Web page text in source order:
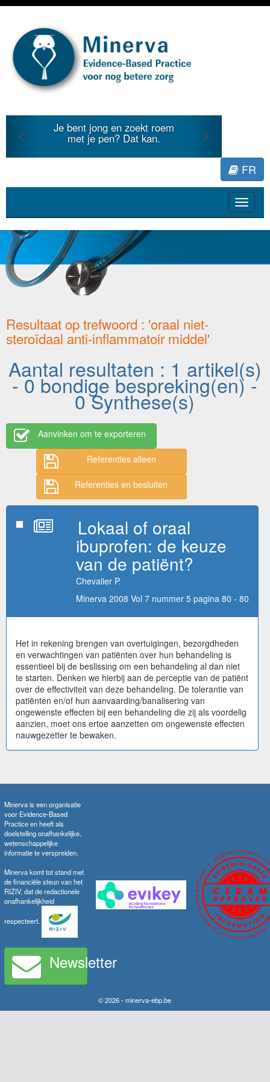
Je bent jong en zoekt roem
met je pen? Dat kan.
Previous
FR
Toggle
Resultaat op trefwoord : 'oraal niet-
steroïdaal anti-inflammatoir middel'
Aantal resultaten : 1 artikel(s)
- 0 bondige bespreking(en) -
0 Synthese(s)
Aanvinken om te exporteren
Referenties alleen
Referenties en besluiten
Lokaal of oraal
ibuprofen: de keuze
van de patiënt?
Chevalier P.
Minerva 2008 Vol 7 nummer 5 pagina 80 - 80
Het in rekening brengen van overtuigingen, bezorgdheden
en verwachtingen van patiënten over hun behandeling is
essentieel bij de beslissing om een behandeling al dan niet
te starten. Denken we hierbij aan de perceptie van de patiënt
over de effectiviteit van deze behandeling. De tolerantie van
patiënten en/of hun aanvaarding/banalisering van
ongewenste effecten bij een behandeling die zij als voordelig
aanzien, moet ons ertoe aanzetten om ongewenste effecten
nauwgezetter te bewaken.
Minerva is een organisatie
voor Evidence-Based
Practice en heeft als
doelstelling onafhankelijke,
wetenschappelijke
informatie te verspreiden.
Minerva komt tot stand met
de financiële steun van het
RIZIV, dat de redactionele
onafhankelijkheid
respecteert.
Newsletter
© 2026 - minerva-ebp.be